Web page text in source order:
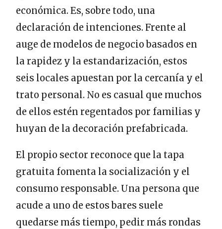
económica. Es, sobre todo, una
declaración de intenciones. Frente al
auge de modelos de negocio basados en
la rapidez y la estandarización, estos
seis locales apuestan por la cercanía y el
trato personal. No es casual que muchos
de ellos estén regentados por familias y
huyan de la decoración prefabricada.
El propio sector reconoce que la tapa
gratuita fomenta la socialización y el
consumo responsable. Una persona que
acude a uno de estos bares suele
quedarse más tiempo, pedir más rondas